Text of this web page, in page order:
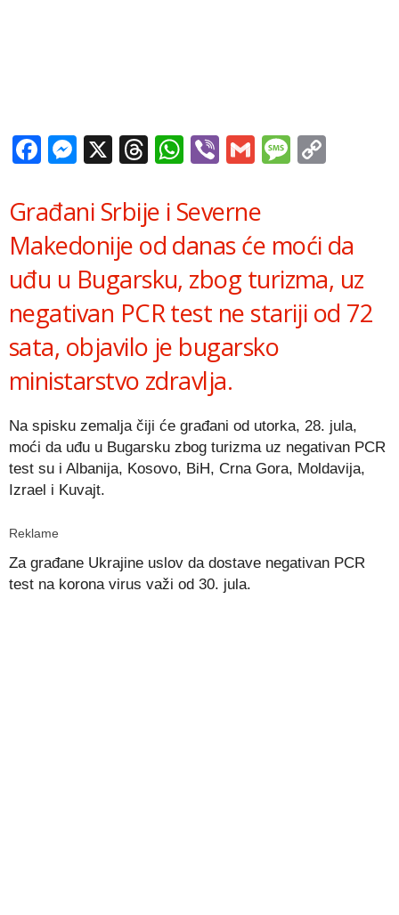
Facebook
Messenger
X Threads
WhatsApp
ViberGmail
Građani Srbije i Severne
Makedonije od danas će moći da
uđu u Bugarsku, zbog turizma, uz
negativan PCR test ne stariji od 72
sata, objavilo je bugarsko
ministarstvo zdravlja.
Na spisku zemalja čiji će građani od utorka, 28. jula,
moći da uđu u Bugarsku zbog turizma uz negativan PCR
test su i Albanija, Kosovo, BiH, Crna Gora, Moldavija,
Izrael i Kuvajt.
Reklame
Za građane Ukrajine uslov da dostave negativan PCR
test na korona virus važi od 30. jula.